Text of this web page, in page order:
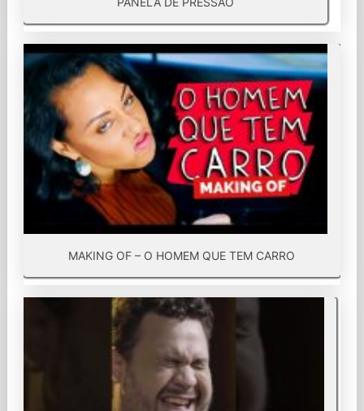
MAKING OF – O HOMEM QUE TEM CARRO